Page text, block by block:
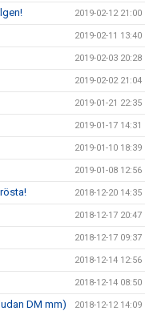
2019-02-12 21:00
2019-02-11 13:40
2019-02-03 20:28
2019-02-02 21:04
2019-01-21 22:35
2019-01-17 14:31
2019-01-10 18:39
2019-01-08 12:56
2018-12-20 14:35
2018-12-17 20:47
2018-12-17 09:37
2018-12-14 12:56
2018-12-14 08:50
DM mm) 2018-12-12 14:09